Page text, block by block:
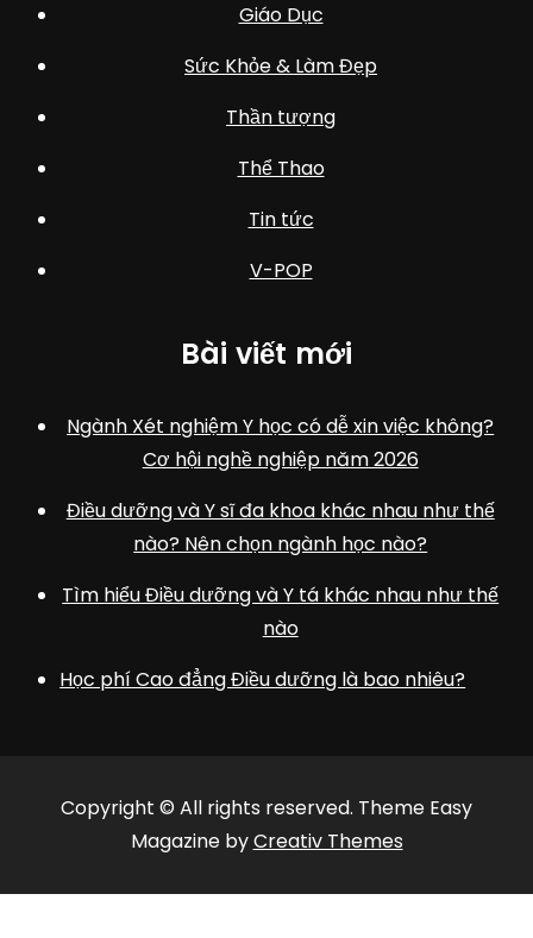
Giáo Dục
Sức Khỏe & Làm Đẹp
Thần tượng
Thể Thao
Tin tức
V-POP
Bài viết mới
Ngành Xét nghiệm Y học có dễ xin việc không?
Cơ hội nghề nghiệp năm 2026
Điều dưỡng và Y sĩ đa khoa khác nhau như thế
nào? Nên chọn ngành học nào?
Tìm hiểu Điều dưỡng và Y tá khác nhau như thế
nào
Học phí Cao đẳng Điều dưỡng là bao nhiêu?
Copyright © All rights reserved. Theme Easy
Magazine byCreativ Themes